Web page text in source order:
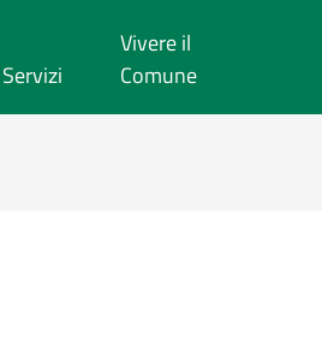
Servizi
Vivere il
Comune